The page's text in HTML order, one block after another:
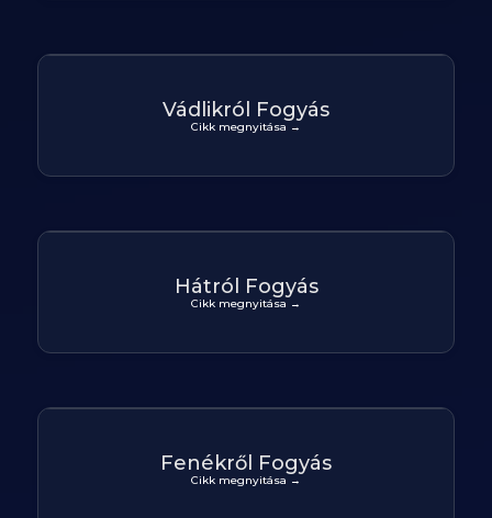
Vádlikról Fogyás
Cikk megnyitása →
Hátról Fogyás
Cikk megnyitása →
Fenékről Fogyás
Cikk megnyitása →